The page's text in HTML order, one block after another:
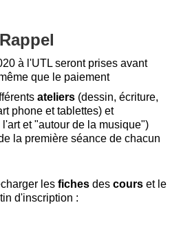
Rappel
à l'UTL seront prises avant
que le paiement
ateliers (dessin, écriture,
phone et tablettes) et
et "autour de la musique")
la première séance de chacun
les fichesdes cours et le
d'inscription :